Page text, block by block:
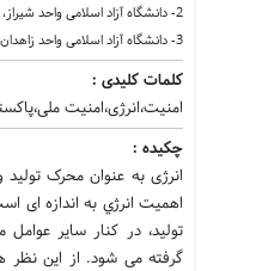
2- دانشگاه آزاد اسلامی واحد شیراز، دانشکده مهندسی، گروه مهندسی مواد
3- دانشگاه آزاد اسلامی واحد زاهدان
کلمات کلیدی :
امنیت،انرژی،امنیت
چکیده :
انرژی به عنوان محرک
اهميت انرژي به اندازه ای
تولید، در کنار ساير
گرفته می شود. از این نظر